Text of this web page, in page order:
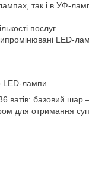
так і в УФ-
послуг.
LED-
LED-лампи
ватів: базовий
для отримання